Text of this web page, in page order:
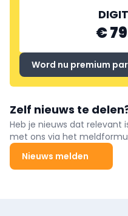
€
Word nu premium
Zelf nieuws te
Heb je nieuws dat relevant
met ons via het
Nieuws melden